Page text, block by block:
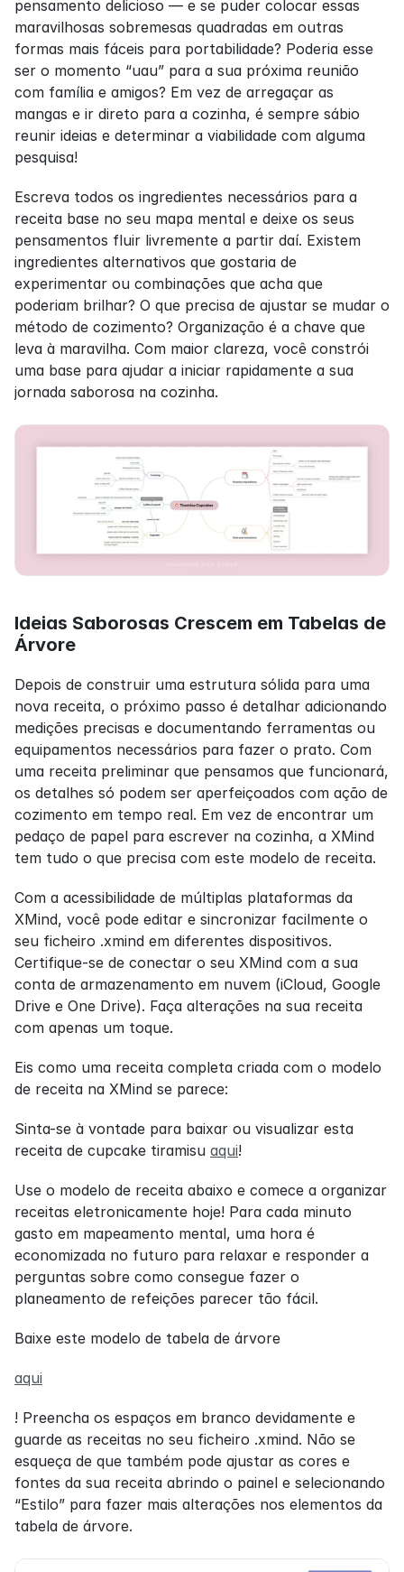
pensamento delicioso — e se puder colocar essas
maravilhosas sobremesas quadradas em outras
formas mais fáceis para portabilidade? Poderia esse
ser o momento “uau” para a sua próxima reunião
com família e amigos? Em vez de arregaçar as
mangas e ir direto para a cozinha, é sempre sábio
reunir ideias e determinar a viabilidade com alguma
pesquisa!
Escreva todos os ingredientes necessários para a
receita base no seu mapa mental e deixe os seus
pensamentos fluir livremente a partir daí. Existem
ingredientes alternativos que gostaria de
experimentar ou combinações que acha que
poderiam brilhar? O que precisa de ajustar se mudar o
método de cozimento? Organização é a chave que
leva à maravilha. Com maior clareza, você constrói
uma base para ajudar a iniciar rapidamente a sua
jornada saborosa na cozinha.
Ideias Saborosas Crescem em Tabelas de
Árvore
Depois de construir uma estrutura sólida para uma
nova receita, o próximo passo é detalhar adicionando
medições precisas e documentando ferramentas ou
equipamentos necessários para fazer o prato. Com
uma receita preliminar que pensamos que funcionará,
os detalhes só podem ser aperfeiçoados com ação de
cozimento em tempo real. Em vez de encontrar um
pedaço de papel para escrever na cozinha, a XMind
tem tudo o que precisa com este modelo de receita.
Com a acessibilidade de múltiplas plataformas da
XMind, você pode editar e sincronizar facilmente o
seu ficheiro .xmind em diferentes dispositivos.
Certifique-se de conectar o seu XMind com a sua
conta de armazenamento em nuvem (iCloud, Google
Drive e One Drive). Faça alterações na sua receita
com apenas um toque.
Eis como uma receita completa criada com o modelo
de receita na XMind se parece:
Sinta-se à vontade para baixar ou visualizar esta
receita de cupcake tiramisu aqui!
Use o modelo de receita abaixo e comece a organizar
receitas eletronicamente hoje! Para cada minuto
gasto em mapeamento mental, uma hora é
economizada no futuro para relaxar e responder a
perguntas sobre como consegue fazer o
planeamento de refeições parecer tão fácil.
Baixe este modelo de tabela de árvore
aqui
! Preencha os espaços em branco devidamente e
guarde as receitas no seu ficheiro .xmind. Não se
esqueça de que também pode ajustar as cores e
fontes da sua receita abrindo o painel e selecionando
“Estilo” para fazer mais alterações nos elementos da
tabela de árvore.